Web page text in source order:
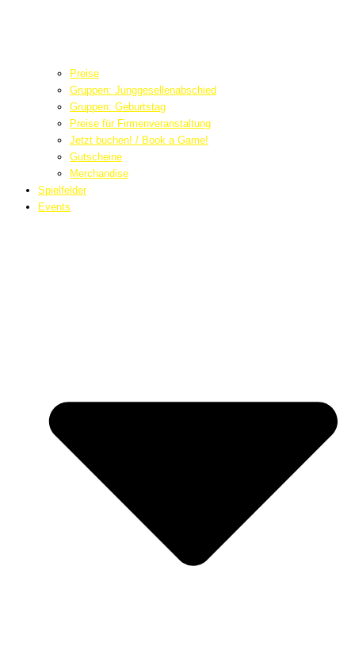
Preise
Gruppen: Junggesellenabschied
Gruppen: Geburtstag
Preise für Firmenveranstaltung
Jetzt buchen! / Book a Game!
Gutscheine
Merchandise
Spielfelder
Events